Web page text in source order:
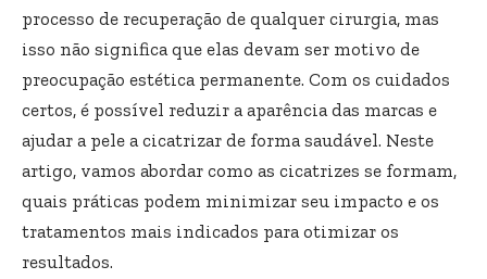
processo de recuperação de qualquer cirurgia, mas
isso não significa que elas devam ser motivo de
preocupação estética permanente. Com os cuidados
certos, é possível reduzir a aparência das marcas e
ajudar a pele a cicatrizar de forma saudável. Neste
artigo, vamos abordar como as cicatrizes se formam,
quais práticas podem minimizar seu impacto e os
tratamentos mais indicados para otimizar os
resultados.